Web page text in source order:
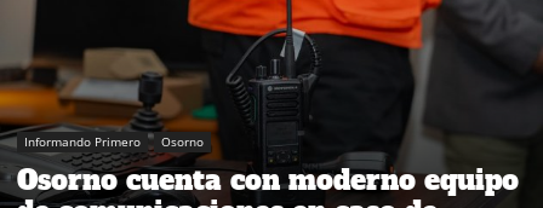
Informando Primero Osorno
Osorno cuenta con moderno equipo